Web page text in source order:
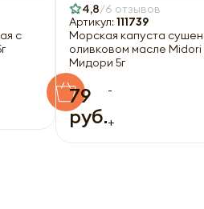
с
4,8 6 отзывов
Артикул: 111739
Морская капуста
оливковом масле Midori
Мидори 5г
79
руб.
-
+